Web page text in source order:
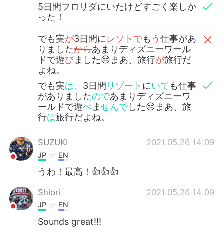
5日間フロリダにいたけどすごく楽しか
った！
でも実が3日間にレソトでもう仕事があ
りましたからあまりディズニーワール
ドで遊びました😑まあ、旅行が旅行だ
よね。
でも実は、 3日間 リゾート にいて も仕事
がありましたのであまりディズニーワ
ールドで遊べませんでした😑まあ、旅
行は旅行だよね。
SUZUKI 2021.05.26 14:09
JP EN
うわ！最高！👍👍👍
Shiori 2021.05.26 14:09
JP EN
Sounds great!!!